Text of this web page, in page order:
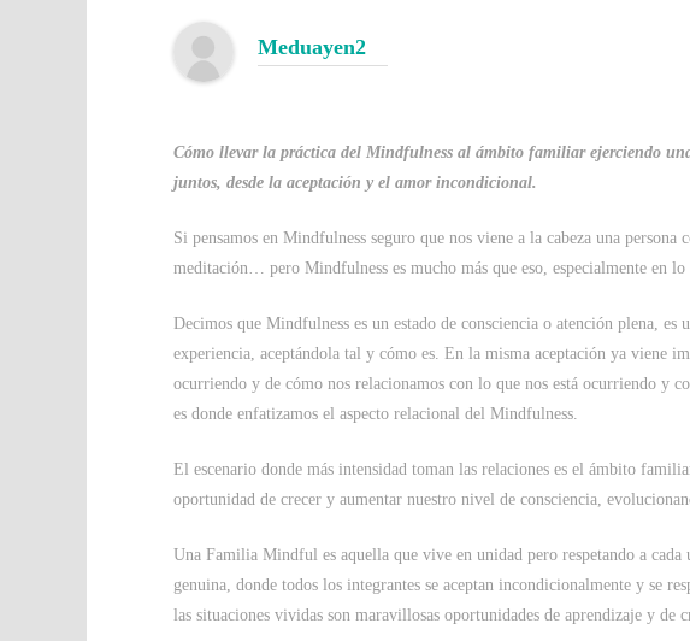
Meduayen2
Cómo llevar la práctica del Mindfulness al ámbito familiar ejerciendo
juntos, desde la aceptación y el amor incondicional.
Si pensamos en Mindfulness seguro que nos viene a la cabeza una
meditación… pero Mindfulness es mucho más que eso, especialmente en lo
Decimos que Mindfulness es un estado de consciencia o atención plena, es
experiencia, aceptándola tal y cómo es. En la misma aceptación ya viene
ocurriendo y de cómo nos relacionamos con lo que nos está ocurriendo y
es donde enfatizamos el aspecto relacional del Mindfulness.
El escenario donde más intensidad toman las relaciones es el ámbito
oportunidad de crecer y aumentar nuestro nivel de consciencia,
Una Familia Mindful es aquella que vive en unidad pero respetando a
genuina, donde todos los integrantes se aceptan incondicionalmente y se
las situaciones vividas son maravillosas oportunidades de aprendizaje y de